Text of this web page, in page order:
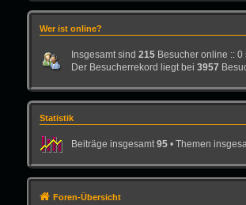
Wer ist online?
Insgesamt sind 215Besucher online :: 0
Der Besucherrekord liegt bei 3957
Statistik
Beiträge insgesamt95• Themen
Foren-Übersicht